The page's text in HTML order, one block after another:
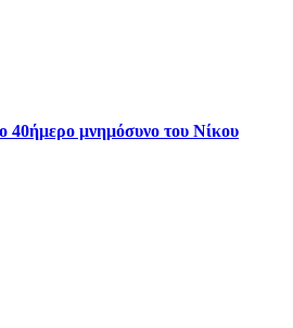
40ήμερο μνημόσυνο του Νίκου